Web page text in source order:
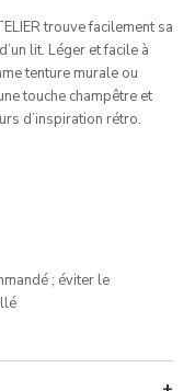
trouve facilement sa
lit. Léger et facile à
tenture murale ou
touche champêtre et
d’inspiration rétro.
; éviter le